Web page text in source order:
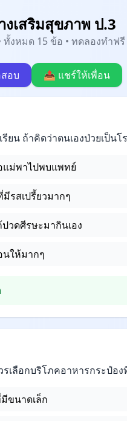
งเสริมสุขภาพ ป.3
ทั้งหมด 15 ข้อ • ทดลองทำฟ
อบ 📤 แชร์ให้เพื่อน
รียน ถ้าคิดว่าตนเองป่วยเป็น
ม่พาไปพบแพทย์
รสเปรี้ยวมากๆ
วดศีรษะมากินเอง
ให้มากๆ
รเลือกบริโภคอาหารกระป๋
ขนาดเล็ก